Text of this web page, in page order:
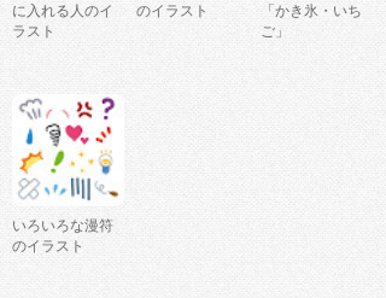
に入れる人のイ
ラスト
のイラスト
「かき氷・いち
ご」
いろいろな漫符
のイラスト